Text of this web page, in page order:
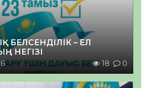
БЕЛСЕНДІЛІК – ЕЛ
НЕГІЗІ
18 0